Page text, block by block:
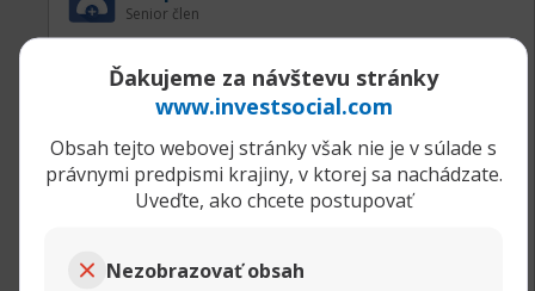
Ďakujeme za návštevu stránky
www.investsocial.com
Obsah tejto webovej stránky však nie je v súlade s
právnymi predpismi krajiny, v ktorej sa nachádzate.
Uveďte, ako chcete postupovať
Nezobrazovať obsah
플(XRP), 라이트코인(LTC) 등 다양한 주요 암호화폐
를 거래할 수 있습니다. 또한, 유망한 알트코인에 대
한 거래도 지원하여 트레이더들이 다양한 투자 기회
를 누릴 수 있습니다bybit
커뮤니티와 지원
을 운영하여 거래자들에게 필요한 정보를 제공합니
Senior člen
Okamžité vykonávanie príkazov zaručuje, že
príkazy sú vykonané okamžite. Dôležitým
rozdielom pri tomto type je, že obchodníci
vstupujú na trh, keď cena dosiahne predvolenú
hodnotu. Obchody sú vykonané za cenu, ktorú
si obchodník stanovil v príkaze, t.j. v momente,
keď obchodník klikne na KÚPIŤ alebo PREDAŤ.
cenou, príkaz sa zruší a obchodníkovi príde